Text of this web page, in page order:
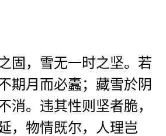
固，雪无一时之坚。若
期月而必蠹；藏雪於阴
消。违其性则坚者脆，
，物情既尔，人理岂